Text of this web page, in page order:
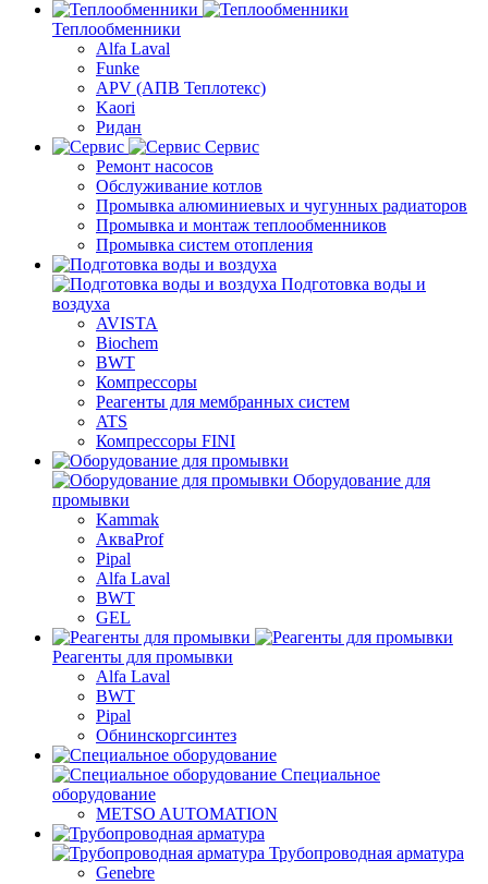
Теплообменники
Alfa Laval
Funke
APV (АПВ Теплотекс)
Kaori
Ридан
Сервис
Ремонт насосов
Обслуживание котлов
Промывка алюминиевых и чугунных радиаторов
Промывка и монтаж теплообменников
Промывка систем отопления
Подготовка воды и
воздуха
AVISTA
Biochem
BWT
Компрессоры
Реагенты для мембранных систем
ATS
Компрессоры FINI
Оборудование для
промывки
Kammak
АкваProf
Pipal
Alfa Laval
BWT
GEL
Реагенты для промывки
Alfa Laval
BWT
Pipal
Обнинскоргсинтез
Специальное
оборудование
METSO AUTOMATION
Трубопроводная арматура
Genebre